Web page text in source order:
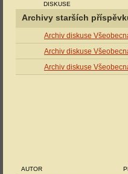
DISKUSE
Archivy starších
Archiv diskuse
Archiv diskuse
Archiv diskuse
AUTOR